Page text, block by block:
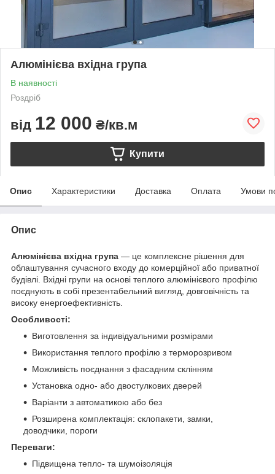
Алюмінієва вхідна група
В наявності
Роздріб
від 12 000 ₴/кв.м
Купити
Опис Характеристики Доставка Оплата Умови
Опис
Алюмінієва вхідна група — це комплексне рішення для
облаштування сучасного входу до комерційної або приватної
будівлі. Вхідні групи на основі теплого алюмінієвого профілю
поєднують в собі презентабельний вигляд, довговічність та
високу енергоефективність.
Особливості:
Виготовлення за індивідуальними розмірами
Використання теплого профілю з терморозривом
Можливість поєднання з фасадним склінням
Установка одно- або двостулкових дверей
Варіанти з автоматикою або без
Розширена комплектація: склопакети, замки,
доводчики, пороги
Переваги:
Підвищена тепло- та шумоізоляція